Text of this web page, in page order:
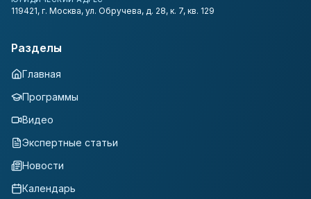
119421, г. Москва, ул. Обручева, д. 28, к. 7, кв. 129
Разделы
Главная
Программы
Видео
Экспертные статьи
Новости
Календарь